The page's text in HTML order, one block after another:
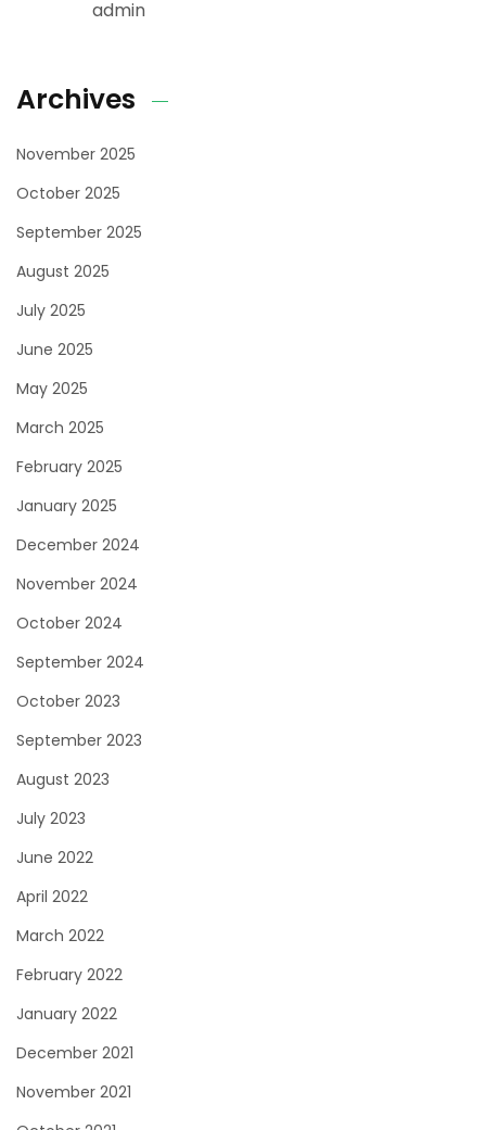
admin
Archives
November 2025
October 2025
September 2025
August 2025
July 2025
June 2025
May 2025
March 2025
February 2025
January 2025
December 2024
November 2024
October 2024
September 2024
October 2023
September 2023
August 2023
July 2023
June 2022
April 2022
March 2022
February 2022
January 2022
December 2021
November 2021